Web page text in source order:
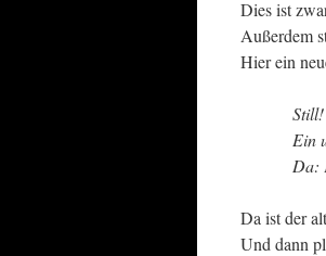
Dies ist
Außerdem
Hier ein
Ein
Da:
Da ist der
Und dann